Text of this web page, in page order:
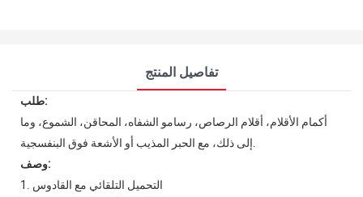
تفاصيل المنتج
طلب:
أكمام الأقلام، أقلام الرصاص، رسامو الشفاه، المحاقن، الشموع، وما
إلى ذلك، مع الحبر المذيب أو الأشعة فوق البنفسجية.
وصف:
1. التحميل التلقائي مع القادوس